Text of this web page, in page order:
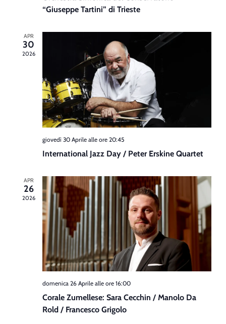
“Giuseppe Tartini” di Trieste
APR
30
2026
giovedì 30 Aprile alle ore 20:45
International Jazz Day / Peter Erskine Quartet
APR
26
2026
domenica 26 Aprile alle ore 16:00
Corale Zumellese: Sara Cecchin / Manolo Da
Rold / Francesco Grigolo